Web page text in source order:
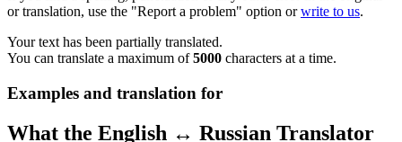
or translation, use the "Report a problem" option orwrite to us.
Your text has been partially translated.
You can translate a maximum of5000 characters at a time.
Examples and translation for
What the English ↔ Russian Translator